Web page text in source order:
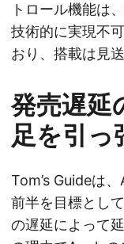
トロール機能は
技術的に実現不
おり、搭載は見
発売遅延
足を引っ
Tom’s Guideは
前半を目標とし
の遅延によって